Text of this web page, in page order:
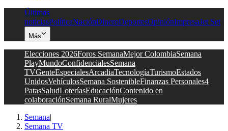
Últimas
noticiasPolíticaNaciónDineroDeportesOpiniónImpresaJet Set
Más
Elecciones 2026Foros SemanaMejor ColombiaSemana
PlayMundoConfidencialesSemana
TVGenteEspecialesArcadiaTecnologíaTurismoEstados
UnidosVehículosSemana SostenibleFinanzas Personales4
PatasSaludLoteríasEducaciónContenido en
colaboraciónSemana RuralMujeres
Semana|
Semana TV